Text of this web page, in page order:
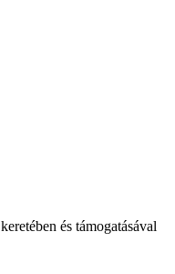
és támogatásával